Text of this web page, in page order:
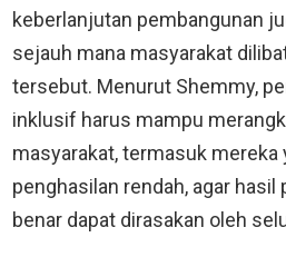
keberlanjutan pembangunan
sejauh mana masyarakat
tersebut. Menurut Shemmy,
inklusif harus mampu
masyarakat, termasuk mereka
penghasilan rendah, agar hasil
benar dapat dirasakan oleh